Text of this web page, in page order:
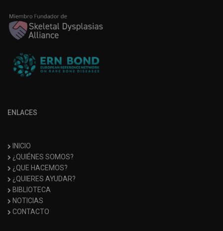
ENLACES
INICIO
¿QUIÉNES SOMOS?
¿QUE HACEMOS?
¿QUIERES AYUDAR?
BIBLIOTECA
NOTICIAS
CONTACTO